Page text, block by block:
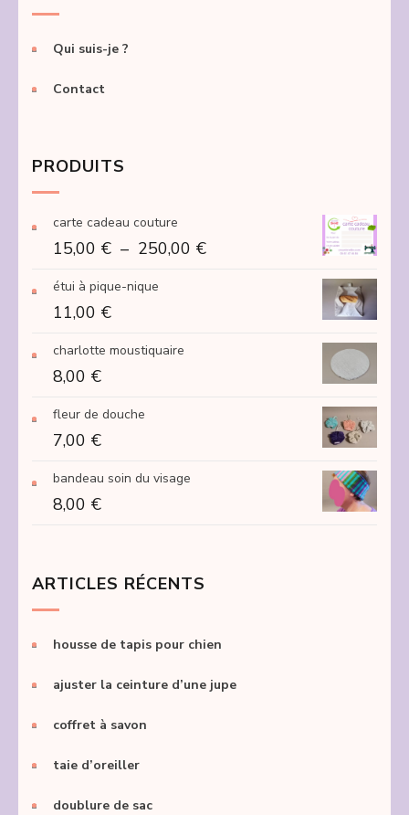
Qui suis-je ?
Contact
PRODUITS
carte cadeau couture
15,00 € – 250,00 €Plage
étui à pique-nique
11,00 €
charlotte moustiquaire
8,00 €
fleur de douche
7,00 €
bandeau soin du visage
8,00 €
ARTICLES RÉCENTS
housse de tapis pour chien
ajuster la ceinture d’une jupe
coffret à savon
taie d’oreiller
doublure de sac